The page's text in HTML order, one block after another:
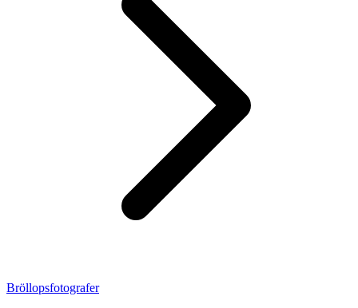
Bröllopsfotografer